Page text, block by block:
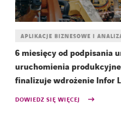
APLIKACJE BIZNESOWE I
6 miesięcy od podpisania
uruchomienia
finalizuje wdrożenie Infor
DOWIEDZ SIĘ WIĘCEJ